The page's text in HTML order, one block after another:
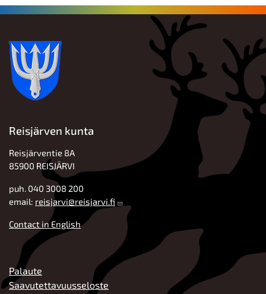
Reisjärven kunta
Reisjärventie 8A
85900 REISJÄRVI
puh. 040 3008 200
email: reisjarvi@reisjarvi.fi
Contact in English
ALATUNNISTE
Palaute
Saavutettavuusseloste